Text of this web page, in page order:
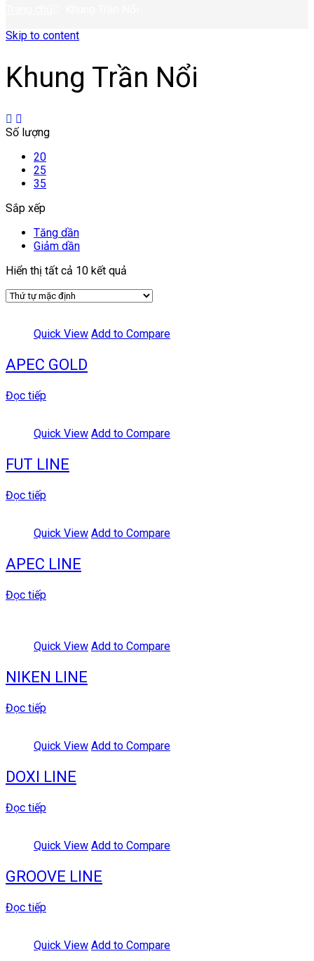
Skip to content
Khung Trần Nổi
Số lượng
20
25
35
Sắp xếp
Tăng dần
Giảm dần
Hiển thị tất cả 10 kết quả
Quick View Add to Compare
APEC GOLD
Đọc tiếp
Quick View Add to Compare
FUT LINE
Đọc tiếp
Quick View Add to Compare
APEC LINE
Đọc tiếp
Quick View Add to Compare
NIKEN LINE
Đọc tiếp
Quick View Add to Compare
DOXI LINE
Đọc tiếp
Quick View Add to Compare
GROOVE LINE
Đọc tiếp
Quick View Add to Compare